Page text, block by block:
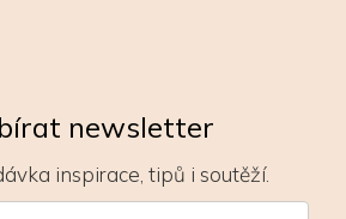
newsletter
inspirace, tipů i soutěží.